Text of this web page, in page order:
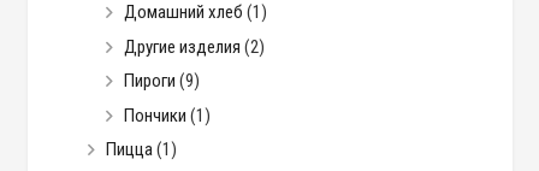
Домашний хлеб (1)
Другие изделия (2)
Пироги (9)
Пончики (1)
Пицца(1)